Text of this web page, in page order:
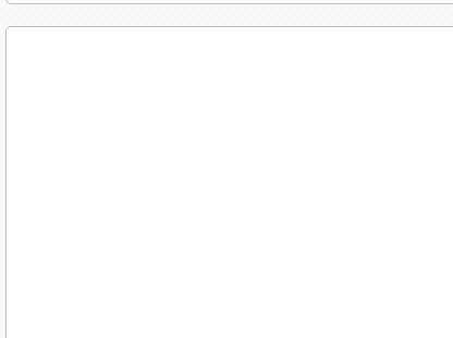
Если удовлетворить одно желание —